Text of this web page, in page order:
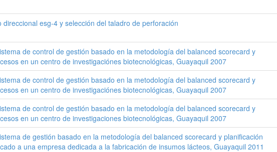
direccional esg-4 y selección del taladro de perforación
de control de gestión basado en la metodología del balanced scorecard y
en un centro de investigaciónes biotecnológicas, Guayaquil 2007
de control de gestión basado en la metodología del balanced scorecard y
en un centro de investigaciónes biotecnológicas, Guayaquil 2007
de control de gestión basado en la metodología del balanced scorecard y
en un centro de investigaciones biotecnológicas, Guayaquil 2007
de gestión basado en la metodología del balanced scorecard y planificación
a una empresa dedicada a la fabricación de insumos lácteos, Guayaquil 2011